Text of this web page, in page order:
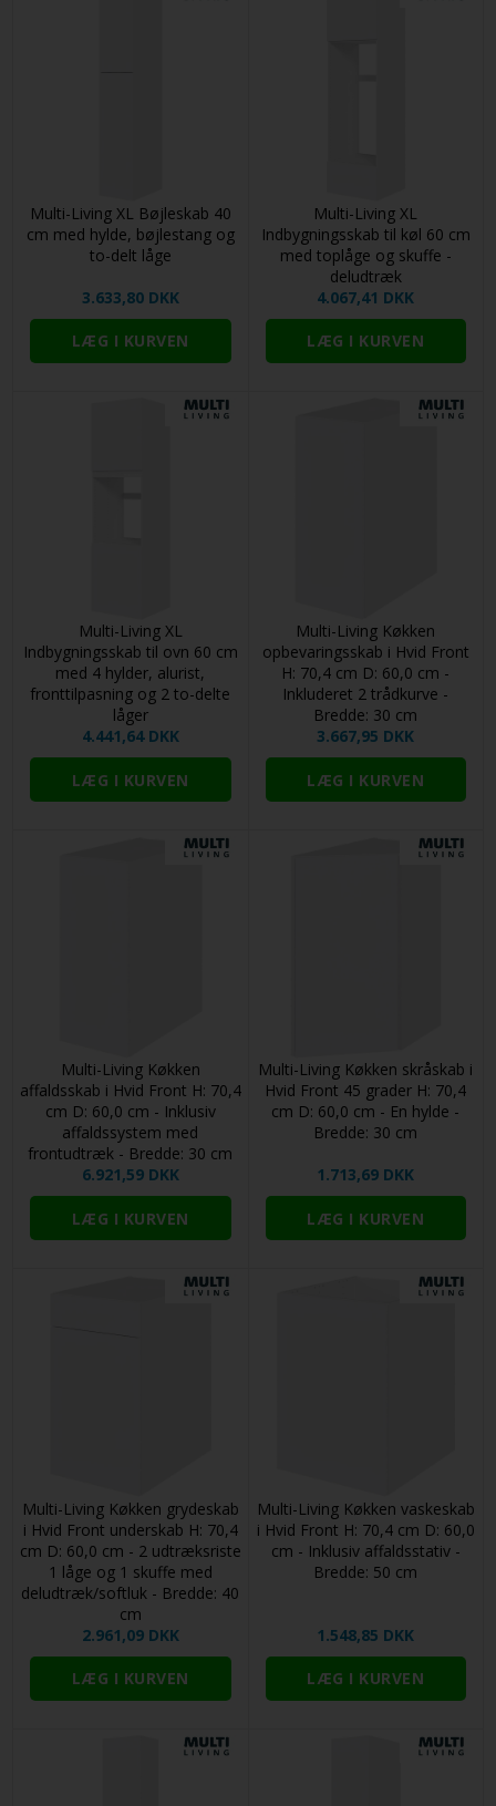
Multi-Living XL Bøjleskab 40
cm med hylde, bøjlestang og
to-delt låge
3.633,80 DKK
Multi-Living XL
Indbygningsskab til køl 60 cm
med toplåge og skuffe -
deludtræk
4.067,41 DKK
Multi-Living XL
Indbygningsskab til ovn 60 cm
med 4 hylder, alurist,
fronttilpasning og 2 to-delte
låger
4.441,64 DKK
Multi-Living Køkken
opbevaringsskab i Hvid Front
H: 70,4 cm D: 60,0 cm -
Inkluderet 2 trådkurve -
Bredde: 30 cm
3.667,95 DKK
Multi-Living Køkken
affaldsskab i Hvid Front H: 70,4
cm D: 60,0 cm - Inklusiv
affaldssystem med
frontudtræk - Bredde: 30 cm
6.921,59 DKK
Multi-Living Køkken skråskab i
Hvid Front 45 grader H: 70,4
cm D: 60,0 cm - En hylde -
Bredde: 30 cm
1.713,69 DKK
Multi-Living Køkken grydeskab
i Hvid Front underskab H: 70,4
cm D: 60,0 cm - 2 udtræksriste
1 låge og 1 skuffe med
deludtræk/softluk - Bredde: 40
cm
2.961,09 DKK
Multi-Living Køkken vaskeskab
i Hvid Front H: 70,4 cm D: 60,0
cm - Inklusiv affaldsstativ -
Bredde: 50 cm
1.548,85 DKK